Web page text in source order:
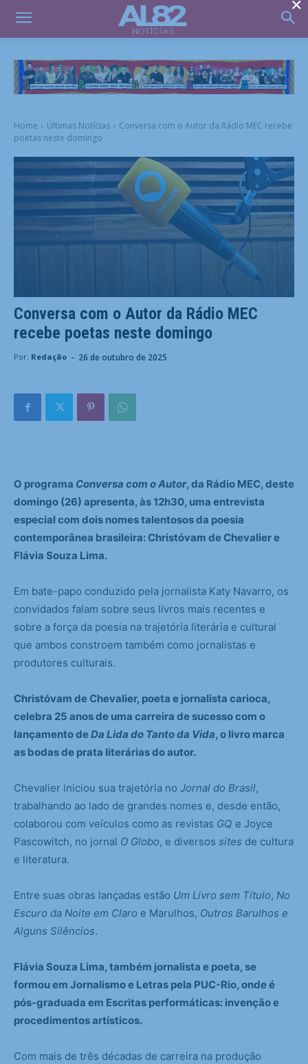
Home Últimas Notícias
Conversa com o Autor da Rádio MEC recebe
poetas neste domingo
Conversa com o Autor da Rádio MEC
recebe poetas neste domingo
Por: Redação - 26 de outubro de 2025
O programa Conversa com o Autor, da Rádio MEC, deste
domingo (26) apresenta, às 12h30, uma entrevista
especial com dois nomes talentosos da poesia
contemporânea brasileira: Christóvam de Chevalier e
Flávia Souza Lima.
Em bate-papo conduzido pela jornalista Katy Navarro, os
convidados falam sobre seus livros mais recentes e
sobre a força da poesia na trajetória literária e cultural
que ambos constroem também como jornalistas e
produtores culturais.
Christóvam de Chevalier, poeta e jornalista carioca,
celebra 25 anos de uma carreira de sucesso com o
lançamento deDa Lida do Tanto da Vida, o livro marca
as bodas de prata literárias do autor.
Chevalier iniciou sua trajetória no Jornal do Brasil,
trabalhando ao lado de grandes nomes e, desde então,
colaborou com veículos como as revistas GQ e Joyce
Pascowitch, no jornal O Globo, e diversos sites de cultura
e literatura.
Entre suas obras lançadas estão Um Livro sem Título, No
Escuro da Noite em Claro e Marulhos, Outros Barulhos e
Alguns Silêncios.
Flávia Souza Lima, também jornalista e poeta, se
formou em Jornalismo e Letras pela PUC-Rio, onde é
pós-graduada em Escritas performáticas: invenção e
procedimentos artísticos.
Com mais de três décadas de carreira na produção